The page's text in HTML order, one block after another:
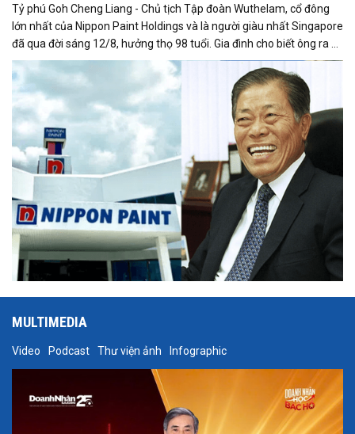
Tỷ phú Goh Cheng Liang - Chủ tịch Tập đoàn Wuthelam, cổ đông
lớn nhất của Nippon Paint Holdings và là người giàu nhất Singapore
đã qua đời sáng 12/8, hưởng thọ 98 tuổi. Gia đình cho biết ông ra đi
thanh thản, người thân có mặt bên giường bệnh trong những giây
phút cuối.
MULTIMEDIA
Video Podcast Thư viện ảnh Infographic